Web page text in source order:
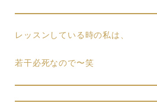
レッスンしている時の私は、
若干必死なので〜笑